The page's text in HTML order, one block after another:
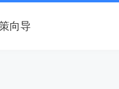
向导